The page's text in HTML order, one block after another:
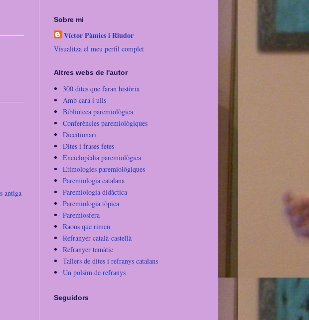
antiga
Sobre mi
Víctor Pàmies i Riudor
Visualitza el meu perfil complet
Altres webs de l'autor
300 dites que faran història
Amb cara i ulls
Biblioteca paremiològica
Conferències paremiològiques
Diccitionari
Dites i frases fetes
Enciclopèdia paremiològica
Etimologies paremiològiques
Paremiologia catalana
Paremiologia didàctica
Paremiologia tòpica
Paremiosfera
Raons que rimen
Refranyer català-castellà
Refranyer temàtic
Tallers de dites i refranys catalans
Un polsim de refranys
Seguidors